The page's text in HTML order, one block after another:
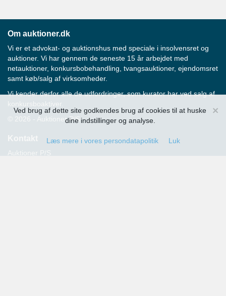
×
Ved brug af dette site godkendes brug af cookies til at huske
dine indstillinger og analyse.
Læs mere i vores persondatapolitik Luk
Om auktioner.dk
Vi er et advokat- og auktionshus med speciale i insolvensret og
auktioner. Vi har gennem de seneste 15 år arbejdet med
netauktioner, konkursbobehandling, tvangsauktioner, ejendomsret
samt køb/salg af virksomheder.
Vi kender derfor alle de udfordringer, som kurator har ved salg af
konkursboaktiver.
© 2026 - Auktioner P/S
Kontakt
Auktioner P/S